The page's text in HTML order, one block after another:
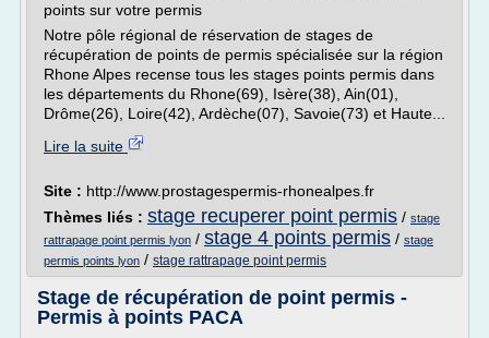
points sur votre permis
Notre pôle régional de réservation de stages de
récupération de points de permis spécialisée sur la région
Rhone Alpes recense tous les stages points permis dans
les départements du Rhone(69), Isère(38), Ain(01),
Drôme(26), Loire(42), Ardèche(07), Savoie(73) et Haute...
Lire la suite
Site : http://www.prostagespermis-rhonealpes.fr
Thèmes liés : stage recuperer point permis / stage
rattrapage point permis lyon / stage 4 points permis / stage
permis points lyon / stage rattrapage point permis
Stage de récupération de point permis -
Permis à points PACA